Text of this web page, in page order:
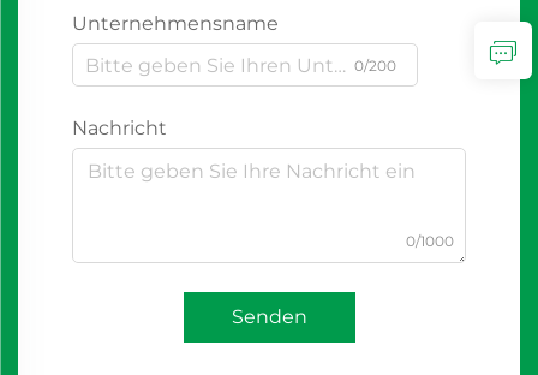
Unternehmensname
0/200
Nachricht
0/1000
Senden